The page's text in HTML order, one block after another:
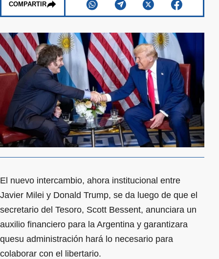
COMPARTIR
El nuevo intercambio, ahora institucional entre
Javier Milei y Donald Trump, se da luego de que el
secretario del Tesoro, Scott Bessent, anunciara un
auxilio financiero para la Argentina y garantizara
quesu administración hará lo necesario para
colaborar con el libertario.